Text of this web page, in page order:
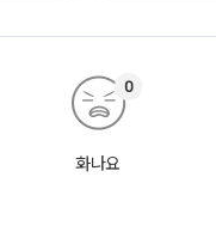
화나요
0